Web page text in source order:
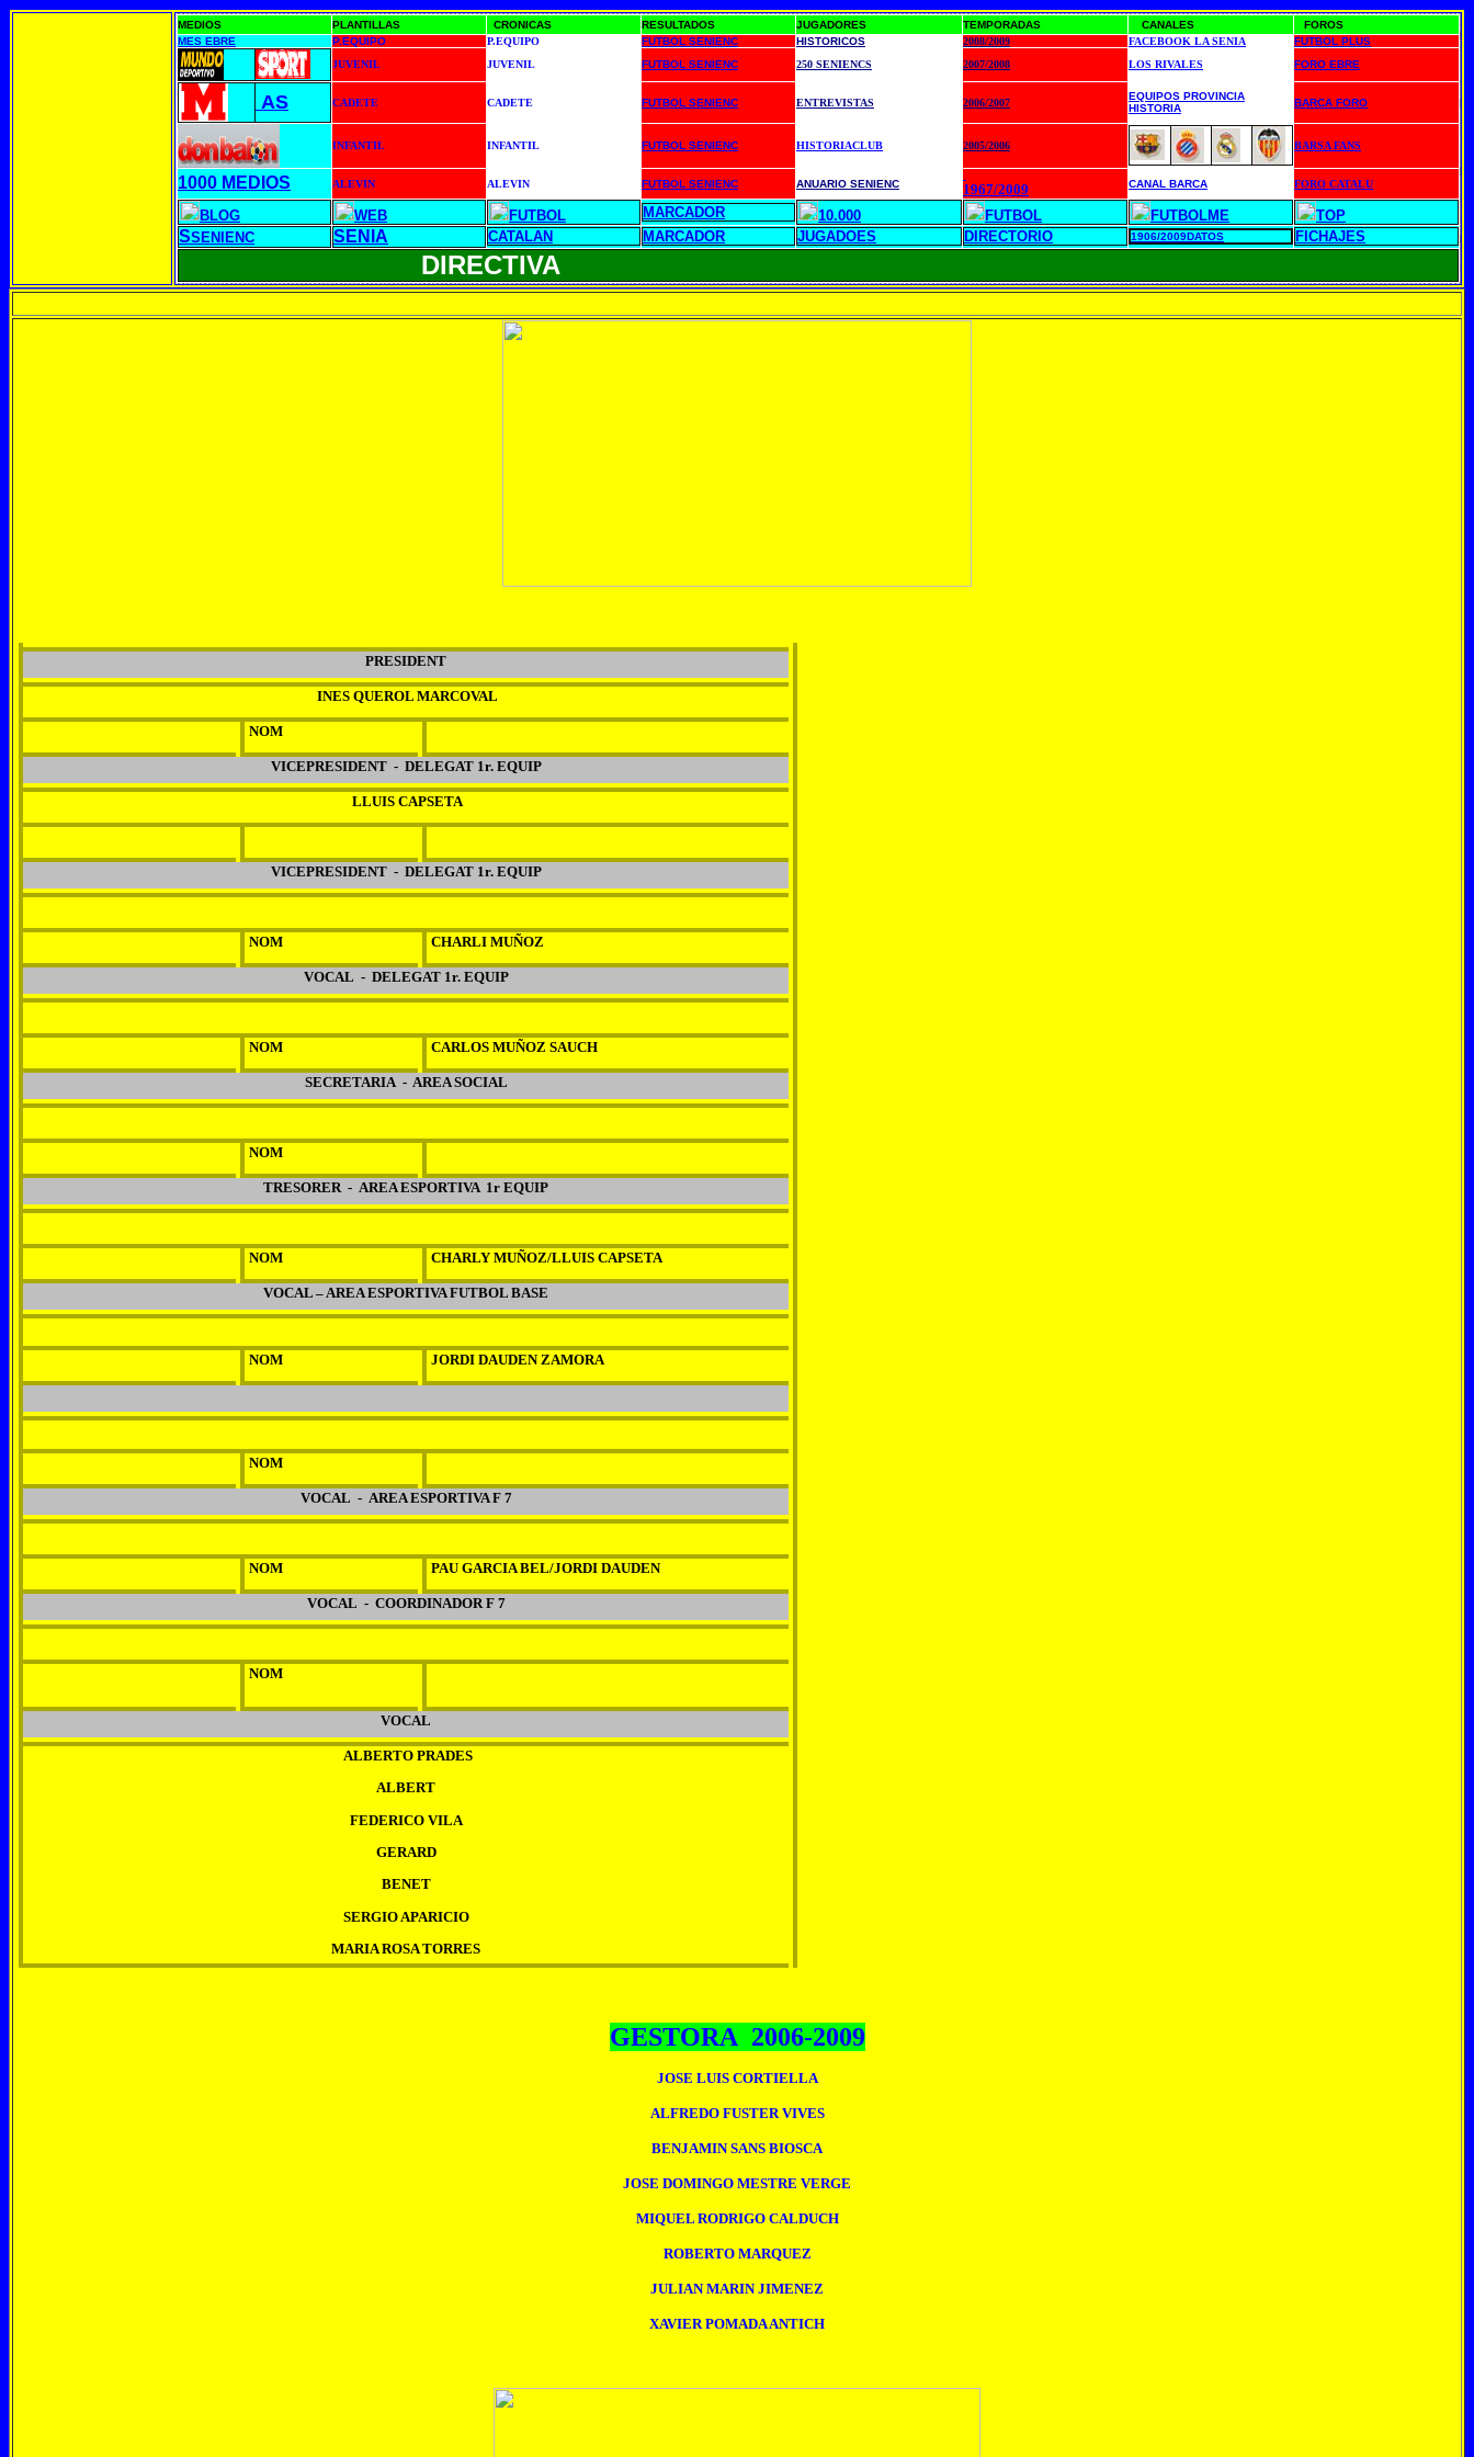
MEDIOS PLANTILLAS CRONICAS RESULTADOS JUGADORES TEMPORADAS CANALES
FOROS
MES EBRE
P.EQUIPO P.EQUIPO FUTBOL SENIENC HISTORICOS 2008/2009 FACEBOOK LA SENIA
FUTBOL PLUS
JUVENIL
JUVENIL FUTBOL SENIENC 250 SENIENCS 2007/2008 LOS RIVALES FORO EBRE
AS CADETE CADETE FUTBOL SENIENC ENTREVISTAS 2006/2007
EQUIPOS PROVINCIA
HISTORIA
BARCA FORO
INFANTIL INFANTIL FUTBOL SENIENC HISTORIACLUB 2005/2006 BARSA FANS
1000 MEDIOS ALEVIN ALEVIN FUTBOL SENIENC ANUARIO SENIENC 1967/2009 CANAL BARCA FORO CATALU
BLOG WEB FUTBOL MARCADOR 10.000 FUTBOL FUTBOLME TOP
SSENIENC SENIA CATALAN MARCADOR JUGADOES DIRECTORIO 1906/2009DATOS FICHAJES
DIRECTIVA
PRESIDENT
INES QUEROL MARCOVAL
NOM
VICEPRESIDENT - DELEGAT 1r. EQUIP
LLUIS CAPSETA
VICEPRESIDENT - DELEGAT 1r. EQUIP
NOM CHARLI MUÑOZ
VOCAL - DELEGAT 1r. EQUIP
NOM CARLOS MUÑOZ SAUCH
SECRETARIA - AREA SOCIAL
NOM
TRESORER - AREA ESPORTIVA 1r EQUIP
NOM CHARLY MUÑOZ/LLUIS CAPSETA
VOCAL – AREA ESPORTIVA FUTBOL BASE
NOM JORDI DAUDEN ZAMORA
NOM
VOCAL - AREA ESPORTIVA F 7
NOM PAU GARCIA BEL/JORDI DAUDEN
VOCAL - COORDINADOR F 7
NOM
VOCAL
ALBERTO PRADES
ALBERT
FEDERICO VILA
GERARD
BENET
SERGIO APARICIO
MARIA ROSA TORRES
GESTORA 2006-2009
JOSE LUIS CORTIELLA
ALFREDO FUSTER VIVES
BENJAMIN SANS BIOSCA
JOSE DOMINGO MESTRE VERGE
MIQUEL RODRIGO CALDUCH
ROBERTO MARQUEZ
JULIAN MARIN JIMENEZ
XAVIER POMADA ANTICH